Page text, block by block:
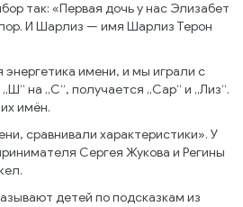
так: «Первая дочь у нас Элизабет
И Шарлиз — имя Шарлиз Терон
имени, и мы играли с
на „С“, получается „Сар“ и „Лиз“.
имён.
сравнивали характеристики». У
Сергея Жукова и Регины
детей по подсказкам из